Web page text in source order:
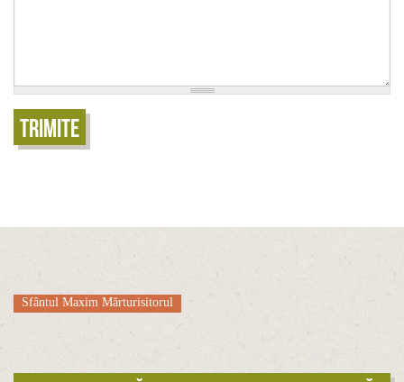
Trimite
Sfântul Maxim Mărturisitorul